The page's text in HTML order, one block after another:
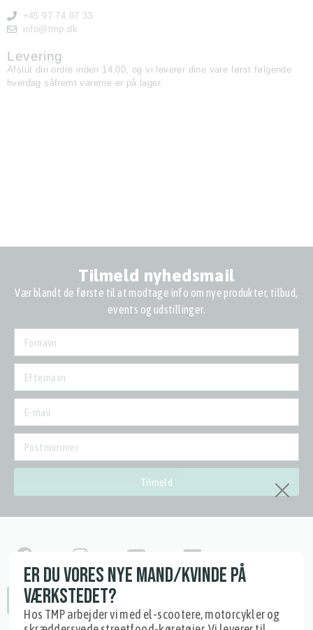
+45 97 74 07 33
info@tmp.dk
Levering
Afslut din ordre inden 14.00, og vi leverer dine vare først følgende
hverdag såfremt varerne er på lager.
Tilmeld nyhedsmail
Vær blandt de første til at modtage info om nye produkter, tilbud,
events og udstillinger.
Tilmeld
Fortryd dit køb
ER DU VORES NYE MAND/KVINDE PÅ
VÆRKSTEDET?
Hos TMP arbejder vi med el-scootere, motorcykler og